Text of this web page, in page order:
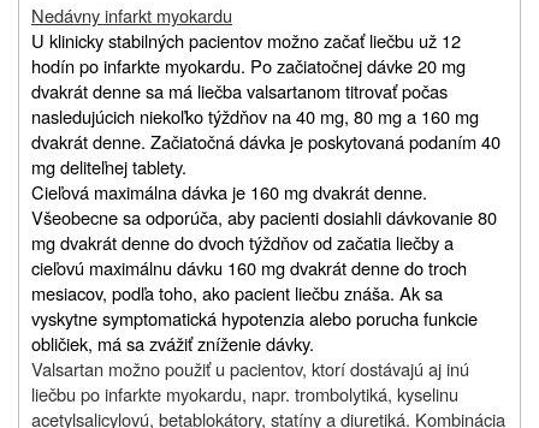
Nedávny infarkt myokardu
U klinicky stabilných pacientov možno začať liečbu už 12
hodín po infarkte myokardu. Po začiatočnej dávke 20 mg
dvakrát denne sa má liečba valsartanom titrovať počas
nasledujúcich niekoľko týždňov na 40 mg, 80 mg a 160 mg
dvakrát denne. Začiatočná dávka je poskytovaná podaním 40
mg deliteľnej tablety.
Cieľová maximálna dávka je 160 mg dvakrát denne.
Všeobecne sa odporúča, aby pacienti dosiahli dávkovanie 80
mg dvakrát denne do dvoch týždňov od začatia liečby a
cieľovú maximálnu dávku 160 mg dvakrát denne do troch
mesiacov, podľa toho, ako pacient liečbu znáša. Ak sa
vyskytne symptomatická hypotenzia alebo porucha funkcie
obličiek, má sa zvážiť zníženie dávky.
Valsartan možno použiť u pacientov, ktorí dostávajú aj inú
liečbu po infarkte myokardu, napr. trombolytiká, kyselinu
acetylsalicylovú, betablokátory, statíny a diuretiká. Kombinácia